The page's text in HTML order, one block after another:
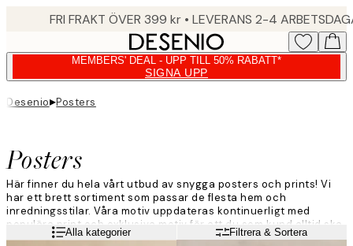
FRI FRAKT ÖVER 399 kr • LEVERANS 2-4
MEMBERS' DEAL - UPP TILL 50% RABATT*
SIGNA UPP
Desenio▸Posters
Posters
Här finner du hela vårt utbud av snygga posters och prints! Vi
har ett brett sortiment som passar de flesta hem och
inredningsstilar. Våra motiv uppdateras kontinuerligt med
populära print och exklusiva motiv för att du som kund alltid ska
hitta något som passar just dig. Ge dina väggar ett lyft och
Alla kategorier Filtrera & Sortera